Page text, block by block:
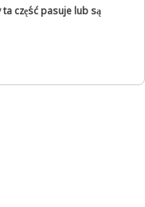
część pasuje lub są